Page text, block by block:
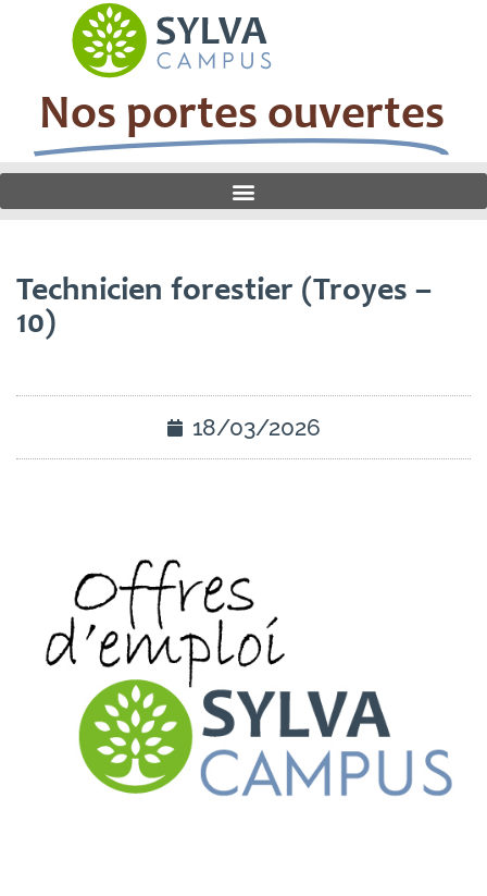
Nos portes ouvertes
Technicien forestier (Troyes –
10)
18/03/2026